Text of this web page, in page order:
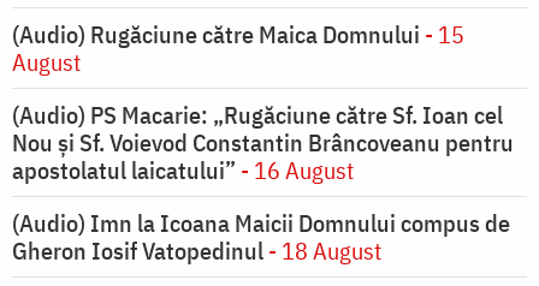
(Audio) Rugăciune către Maica Domnului - 15
August
(Audio) PS Macarie: „Rugăciune către Sf. Ioan cel
Nou și Sf. Voievod Constantin Brâncoveanu pentru
apostolatul laicatului” - 16 August
(Audio) Imn la Icoana Maicii Domnului compus de
Gheron Iosif Vatopedinul- 18 August